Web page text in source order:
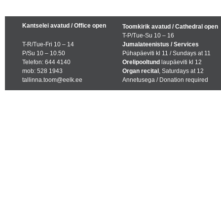
Kantselei avatud / Office open
T-R/Tue-Fri 10 – 14
P/Su 10 – 10.50
Telefon: 644 4140
mob: 528 1943
tallinna.toom@eelk.ee
Toomkirik avatud / Cathedral open
T-P/Tue-Su 10 – 16
Jumalateenistus / Services
Pühapäeviti kl 11 / Sundays at 11
Orelipooltund laupäeviti kl 12
Organ recital , Saturdays at 12
Annetusega / Donation required